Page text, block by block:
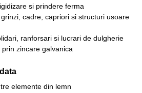
si prindere ferma
cadre, capriori si structuri usoare
ranforsari si lucrari de dulgherie
zincare galvanica
elemente din lemn